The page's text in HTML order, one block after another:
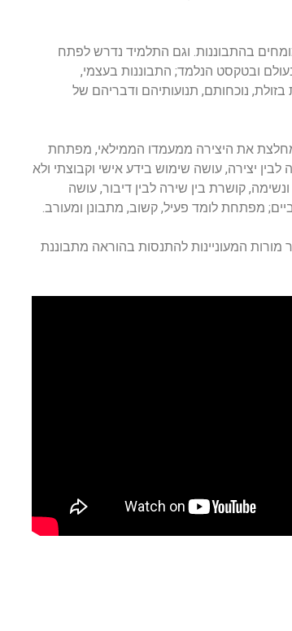
בהתבוננות. וגם התלמיד נדרש לפתח
ובטקסט הנלמד; התבוננות בעצמי,
נוכחותם, תנועותיהם ודבריהם של
את היצירה ממעמדו הממילאי, מפתחת
יצירה, עושה שימוש בידע אישי וקבוצתי ולא
קושרת בין שירה לבין דיבור, עושה
מפתחת לומד פעיל, קשוב, מתבונן ומעורב.
מורות המעוניינות להתנסות בהוראה מתבוננת